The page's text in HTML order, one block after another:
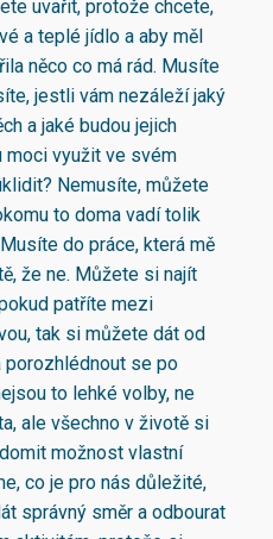
uvařit, protože chcete,
a teplé jídlo a aby měl
něco co má rád. Musíte
jestli vám nezáleží jaký
a jaké budou jejich
moci využit ve svém
Nemusíte, můžete
to doma vadí tolik
do práce, která mě
že ne. Můžete si najít
patříte mezi
tak si můžete dát od
porozhlédnout se po
to lehké volby, ne
ale všechno v životě si
možnost vlastní
co je pro nás důležité,
správný směr a odbourat